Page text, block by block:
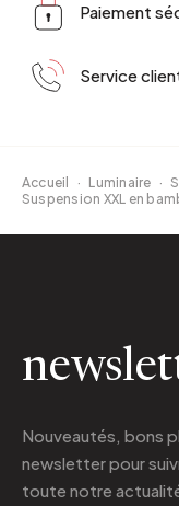
Paiement
Service
Accueil · Luminaire ·
Suspension XXL en
Nouveautés, bons
newsletterpour
toute notre